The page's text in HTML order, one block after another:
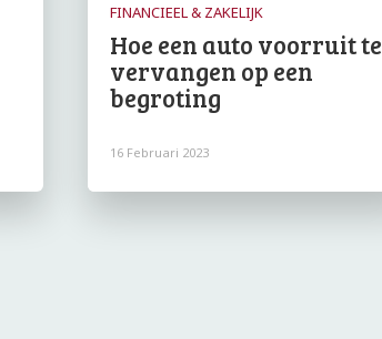
FINANCIEEL & ZAKELIJK
Hoe een auto voorruit te
vervangen op een
begroting
16 Februari 2023